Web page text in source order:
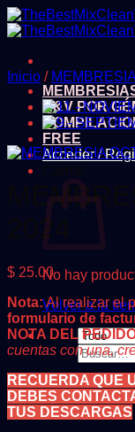
Saltar
al
A&V POR
FREE
Acceder /
No hay
Volver a la
Buscar
por:
Inicio /
2024
$ 25.00
Nota:Al realizar el
formulario de
NOTA DEL
cuentas con una,
RECUERDA QUE
DEBES
TUS DESCARGAS